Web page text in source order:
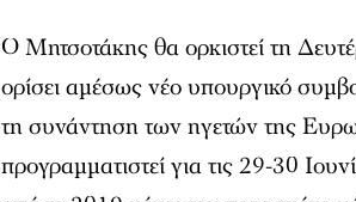
Ο Μητσοτάκης θα ορκιστεί τη
ορίσει αμέσως νέο υπουργικό
τη συνάντηση των ηγετών της
προγραμματιστεί για τις 29-30